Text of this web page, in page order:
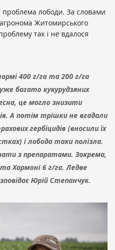
проблема лободи. За словами
Житомирського
так і не вдалося
400 г/га та 200 г/га
багато кукурудзяних
це могло знизити
А потім трішки не вгадали
гербіцидів (вносили їх
і лобода таки полізла.
з препаратами. Зокрема,
Хармоні 6 г/га. Ледве
Юрій Степанчук.